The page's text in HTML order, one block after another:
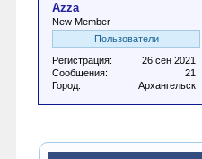
Azza
New Member
Пользователи
Регистрация:
26 сен 2021
Сообщения:
21
Город:
Архангельск